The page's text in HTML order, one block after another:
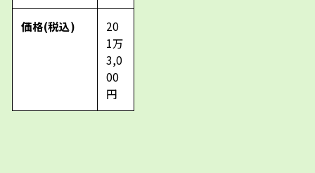
価格(税込)
20
1万
3,0
00
円